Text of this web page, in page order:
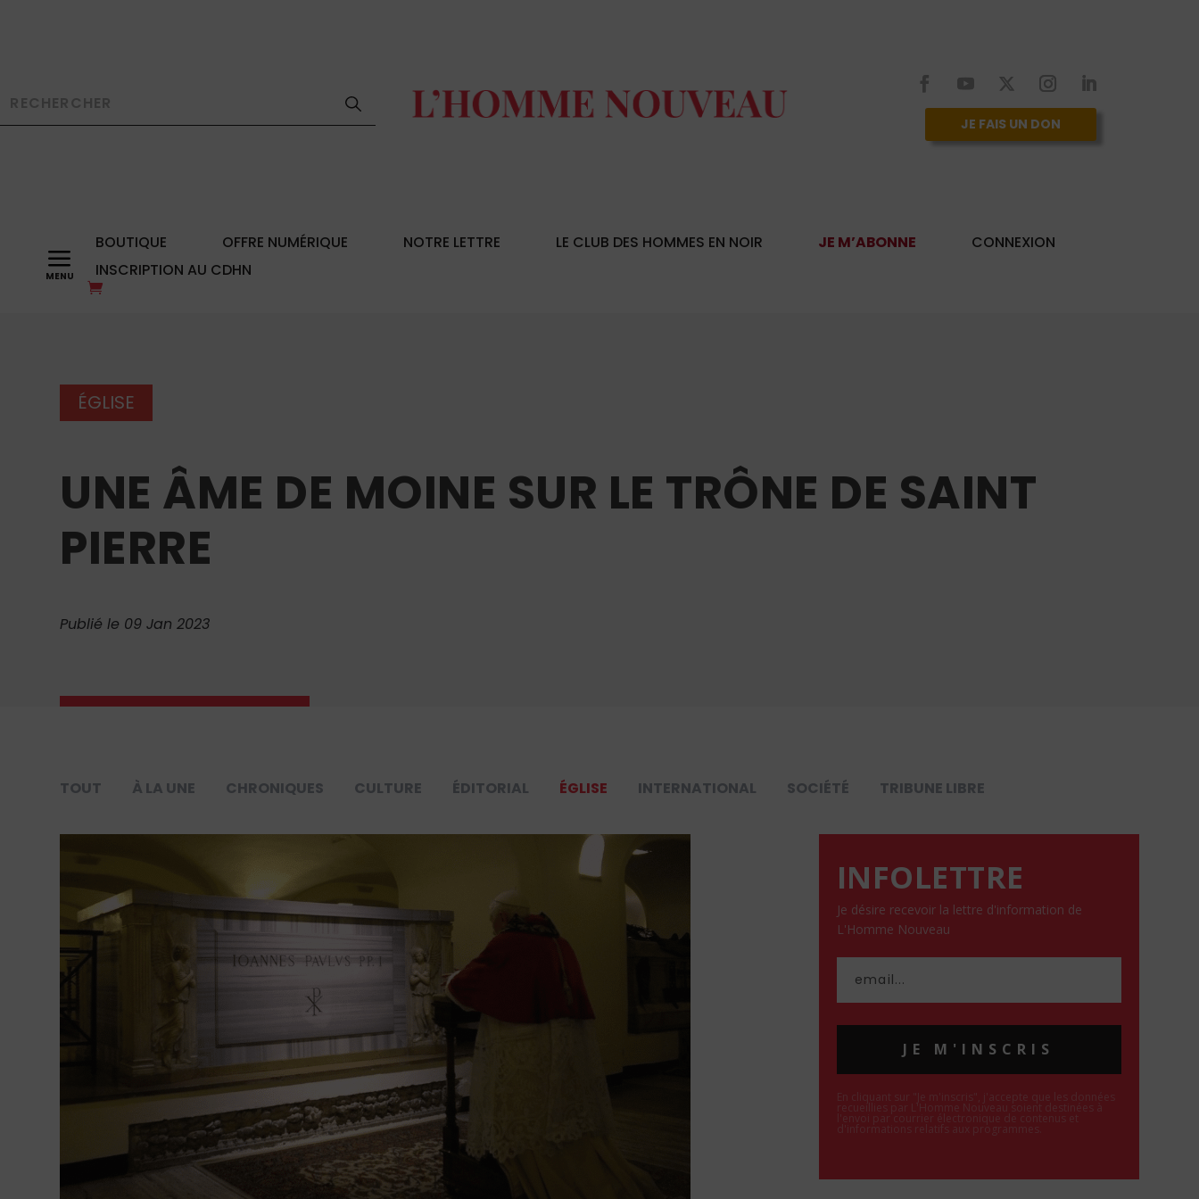
JE FAIS UN DON
a BOUTIQUE OFFRE NUMÉRIQUE NOTRE LETTRE LE CLUB DES HOMMES EN NOIR JE M’ABONNE
CONNEXION
INSCRIPTION AU CDHN
ÉGLISE
UNE ÂME DE MOINE SUR LE TRÔNE DE SAINT
PIERRE
Publié le 09 Jan 2023
TOUT À LA UNE CHRONIQUES CULTURE ÉDITORIAL ÉGLISE INTERNATIONAL SOCIÉTÉ TRIBUNE LIBRE
INFOLETTRE
Je désire recevoir la lettre d'information de
L'Homme Nouveau
JE M'INSCRIS
En cliquant sur "Je m'inscris", j'accepte que les données
recueillies par L'Homme Nouveau soient destinées à
l'envoi par courrier électronique de contenus et
d'informations relatifs aux programmes.